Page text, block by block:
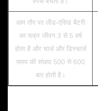
आम तौर पर लीड-एसिड बैटरी
का चक्र जीवन 3 से 5 वर्ष
होता है और चार्ज और डिस्चार्ज
समय की संख्या 500 से 600
बार होती है।